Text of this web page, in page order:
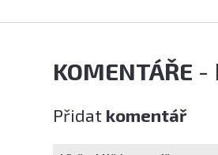
KOMENTÁŘE -
Přidat komentář